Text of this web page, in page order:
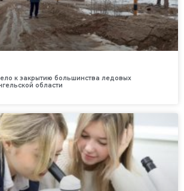
к закрытию большинства ледовых
области